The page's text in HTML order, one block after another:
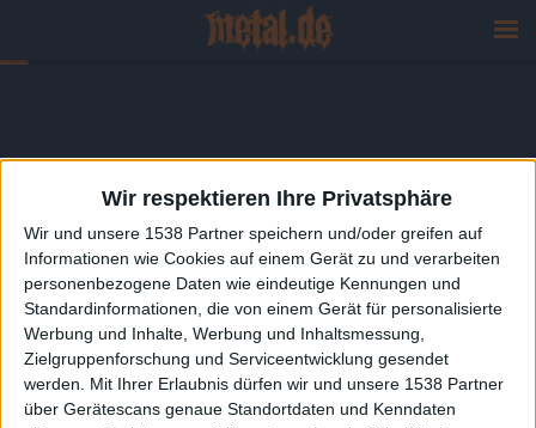
Wir respektieren Ihre Privatsphäre
Wir und unsere 1538 Partner speichern und/oder greifen auf
Informationen wie Cookies auf einem Gerät zu und verarbeiten
personenbezogene Daten wie eindeutige Kennungen und
Standardinformationen, die von einem Gerät für personalisierte
Werbung und Inhalte, Werbung und Inhaltsmessung,
Zielgruppenforschung und Serviceentwicklung gesendet
werden.
Mit Ihrer Erlaubnis dürfen wir und unsere 1538 Partner
über Gerätescans genaue Standortdaten und Kenndaten